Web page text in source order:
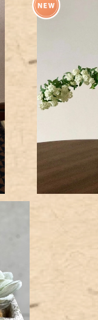
リューズ